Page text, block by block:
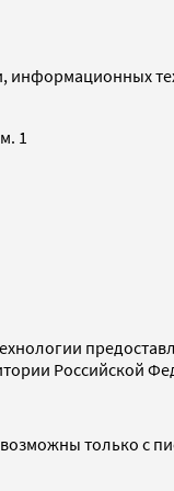
информационных
1
Российской
только с